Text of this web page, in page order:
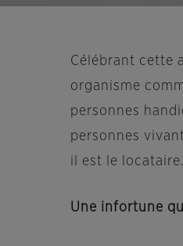
Célébrant cette
organisme
personnes
personnes
il est le locataire.
Une infortune